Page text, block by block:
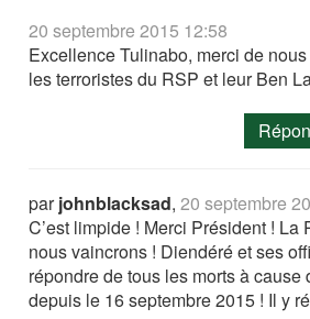
20 septembre 2015 12:58
Excellence Tulinabo, merci de
les terroristes du RSP et leur Ben
parjohnblacksad,20 septembre
C’est limpide ! Merci Président ! La
nous vaincrons ! Diendéré et ses
répondre de tous les morts à cause
depuis le 16 septembre 2015 ! Il y